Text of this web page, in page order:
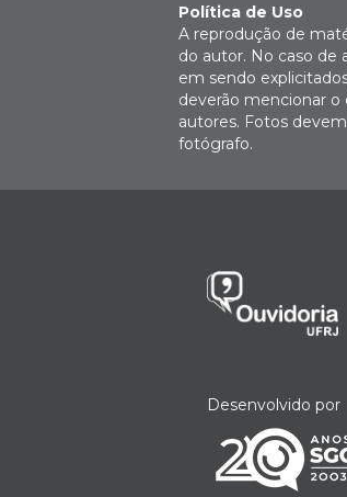
Política de Uso
A reprodução de
do autor. No caso de
em sendo
deverão mencionar o
autores. Fotos
fotógrafo.
Desenvolvido por